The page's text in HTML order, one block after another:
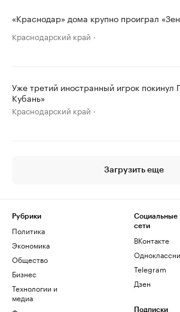
«Краснодар» дома крупно проиграл
Краснодарский край
Уже третий иностранный игрок покинул
Кубань»
Краснодарский край
Загрузить еще
Рубрики
Политика
Экономика
Общество
Бизнес
Технологии и
медиа
Социальные
сети
ВКонтакте
Telegram
Дзен
Подписки